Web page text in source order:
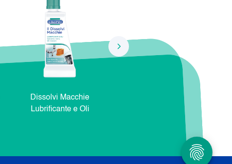
Dissolvi Macchie
Lubrificante e Oli
Dissolvi Macchie Natura e